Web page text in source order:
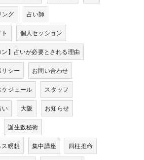
ング 占い師
個人セッション
ン】占いが必要とされる理由
シー お問い合わせ
ケジュール スタッフ
い 大阪 お知らせ
誕生数秘術
瞑想 集中講座 四柱推命